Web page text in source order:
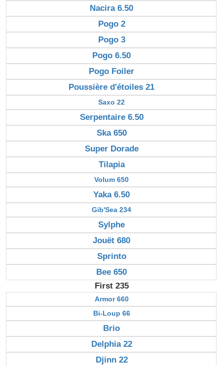
Nacira 6.50
Pogo 2
Pogo 3
Pogo 6.50
Pogo Foiler
Poussière d'étoiles 21
Saxo 22
Serpentaire 6.50
Ska 650
Super Dorade
Tilapia
Volum 650
Yaka 6.50
Gib'Sea 234
Sylphe
Jouët 680
Sprinto
Bee 650
First 235
Armor 660
Bi-Loup 66
Brio
Delphia 22
Djinn 22